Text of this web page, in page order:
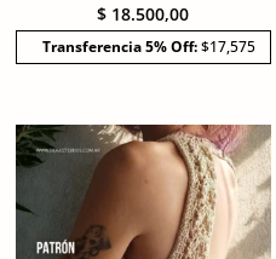
$ 18.500,00
Transferencia 5% Off:$17,575